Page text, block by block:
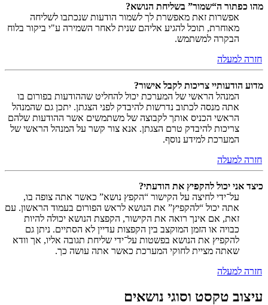
מהו כפתור ה“שמור” בשליחת הנושא?
אפשרות זאת מאפשרת לך לשמור הודעות שנכתבו לשליחה
מאוחרת, תוכל להגיע אליהם שנית לאחר השמירה ע"י ביקור בלוח
הבקרה למשתמש.
חזרה למעלה
מדוע הודעותיי צריכות לקבל אישור?
המנהל הראשי של המערכת יכול להחליט שההודעות בפורום בו
אתה מנסה לכתוב נדרשות להיבדק לפני הצגתן. יתכן גם שהמנהל
הראשי הכניס אותך לקבוצה של משתמשים אשר ההודעות שלהם
צריכות להיבדק טרם הצגתן. אנא צור קשר על המנהל הראשי של
המערכת למידע נוסף.
חזרה למעלה
כיצד אני יכול להקפיץ את הודעתי?
על־ידי לחיצה על הקישור “הקפץ נושא” כאשר אתה צופה בו,
אתה יכול “להקפיץ” את הנושא לראש הפורום בעמוד הראשון. עם
זאת, אם אינך רואה את הקישור, הקפצת הנושא יכולה להיות
כבויה או הזמן המוקצב בין הקפצות עדיין לא הסתיים. ניתן גם
להקפיץ את הנושא בפשטות על־ידי שליחת תגובה אליו, אך וודא
שאתה מציית לחוקי המערכת כאשר אתה עושה כך.
חזרה למעלה
עיצוב טקסט וסוגי נושאים